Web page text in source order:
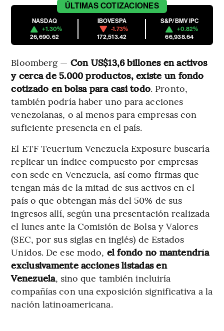
ÚLTIMAS COTIZACIONES
NASDAQ
+1.30%
26,690.62
IBOVESPA
-1.73%
172,513.42
S&P/BMV IPC
+0.82%
66,938.64
Bloomberg — Con US$13,6 billones en activos
y cerca de 5.000 productos, existe un fondo
cotizado en bolsa para casi todo. Pronto,
también podría haber uno para acciones
venezolanas, o al menos para empresas con
suficiente presencia en el país.
El ETF Teucrium Venezuela Exposure buscaría
replicar un índice compuesto por empresas
con sede en Venezuela, así como firmas que
tengan más de la mitad de sus activos en el
país o que obtengan más del 50% de sus
ingresos allí, según una presentación realizada
el lunes ante la Comisión de Bolsa y Valores
(SEC, por sus siglas en inglés) de Estados
Unidos. De ese modo, el fondo no mantendría
exclusivamente acciones listadas en
Venezuela, sino que también incluiría
compañías con una exposición significativa a la
nación latinoamericana.